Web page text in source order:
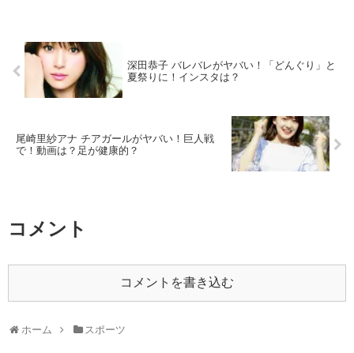
深田恭子 バレバレがヤバい！「どんぐり」と
夏祭りに！インスタは？
尾崎里紗アナ チアガールがヤバい！巨人戦
で！動画は？足が健康的？
コメント
コメントを書き込む
ホーム スポーツ